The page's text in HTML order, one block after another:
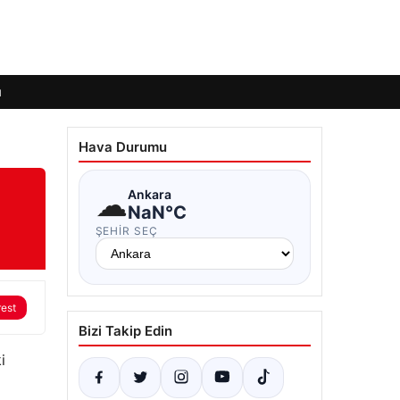
Hava Durumu
☁Ankara
NaN°C
ŞEHIR SEÇ
Bizi Takip Edin